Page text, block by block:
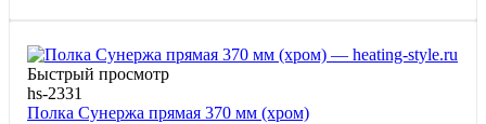
Быстрый просмотр
hs-2331
Полка Сунержа прямая 370 мм (хром)